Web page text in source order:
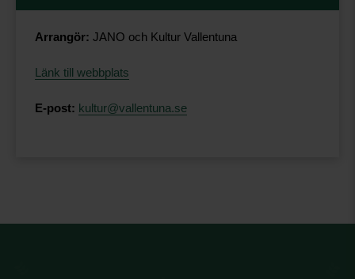
Arrangör: JANO och Kultur Vallentuna
Länk till webbplats
E-post: kultur@vallentuna.se